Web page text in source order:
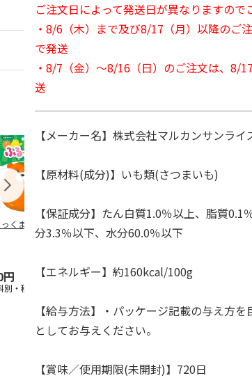
くま みかん
円
・税込)
らない消臭・抗菌サ
1,320円
をとる砂専用 猫ト
1,550円
ご注文日によって発送日が異なりますので
・8/6（木）まで及び8/17（月）以降のご
で発送
・8/7（金）～8/16（日）のご注文は、8/
送
【メーカー名】株式会社マルカンサンライ
【原材料(成分)】いも類(さつまいも)
【保証成分】たん白質1.0％以上、脂質
分3.3％以下、水分60.0％以下
【エネルギー】約160kcal/100g
【給与方法】・パッケージ記載の与え方
としてお与えください。
【賞味／使用期限(未開封)】720日